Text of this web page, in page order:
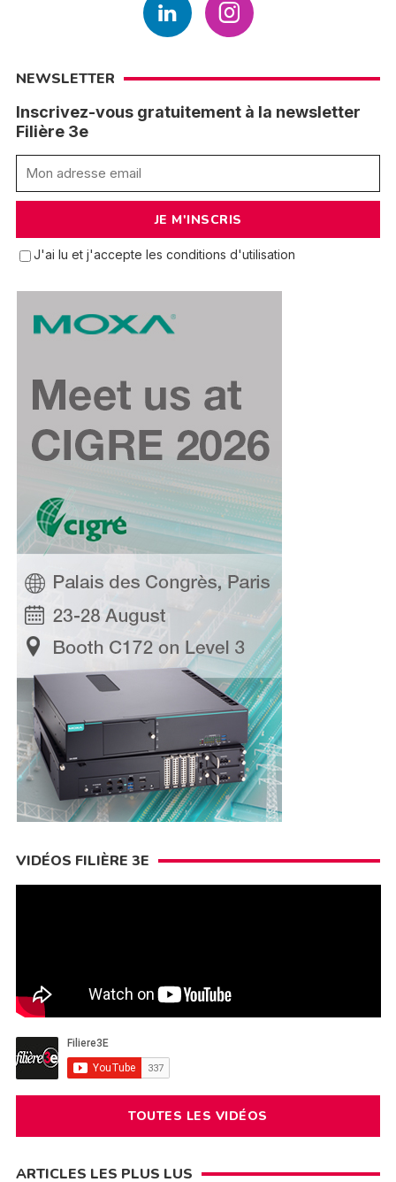
NEWSLETTER
Inscrivez-vous gratuitement à la newsletter
Filière 3e
J'ai lu et j'accepte les conditions d'utilisation
VIDÉOS FILIÈRE 3E
TOUTES LES VIDÉOS
ARTICLES LES PLUS LUS